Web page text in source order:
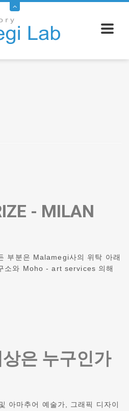
- MILAN
부분은 Malamegi사의 위탁 아래
소와 Moho - art services 의해
은 누구인가
아마추어 예술가, 그래픽 디자이